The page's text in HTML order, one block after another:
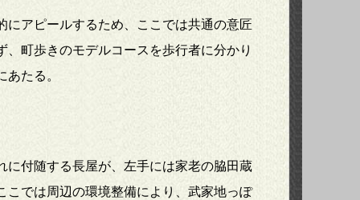
アピールするため、ここでは共通の意匠
町歩きのモデルコースを歩行者に分かり
たる。
付随する長屋が、左手には家老の脇田蔵
では周辺の環境整備により、武家地っぽ